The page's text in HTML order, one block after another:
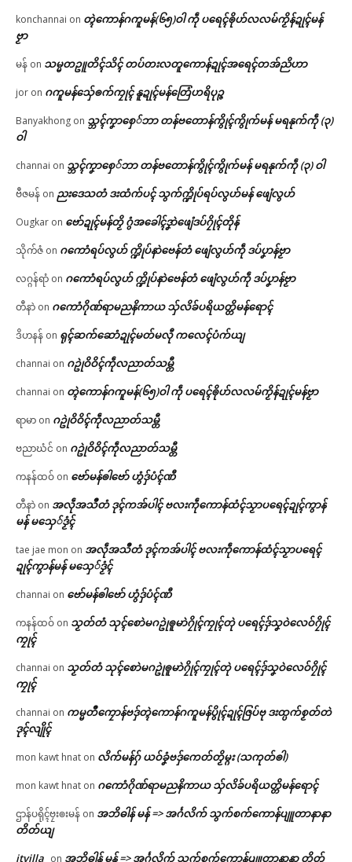
konchannai on တ္ၚဲကောန်ဂကူမန်(၆၅)ဝါ ကဵု ပရေၚ်ၜိုဟ်လလမ်ကၟိန်ဍုၚ်မန်
ဗၟာ
မန် on သမ္မတဥူတိၚ်သိၚ် တပ်တးလတူကောန်ဍုၚ်အရေၚ်တအ်ညိဟာ
jor on ဂကူမန်​သှ်ေၜက်ကၠုၚ် နူဍုၚ်မန်တြေံဟရိပုဉ္ဇ
Banyakhong on သ္ဘၚ်ကၞာစှေ်ဘာ တန်ဗတောန်ကွိုၚ်ကွိုက်မန် မရနုက်ကဵု (၃)
ဝါ
channai on သ္ဘၚ်ကၞာစှေ်ဘာ တန်ဗတောန်ကွိုၚ်ကွိုက်မန် မရနုက်ကဵု (၃) ဝါ
ဗီဇမန် on ညးဒေသတံ ဒးထံက်ပၚ် သွက်က္ဍိုပ်ရပ်လွဟ်မန် ဖျေံလွဟ်
Ougkar on ဗော်ဍုၚ်မန်တၟိ ဂွံအခေါၚ်ဒၞာဲဖျေံဒပ်ဂၠိုၚ်တိုန်
သိုက်ဇံ on ဂကောံရပ်လွဟ် က္ဍိုပ်နာဲဗေန်တံ ဖျေံလွဟ်ကဵု ဒပ်ပၞာန်ဗၟာ
လဂ္ဂန်ရာံ on ဂကောံရပ်လွဟ် က္ဍိုပ်နာဲဗေန်တံ ဖျေံလွဟ်ကဵု ဒပ်ပၞာန်ဗၟာ
တီနာဲ on ဂကောံဂိုဏ်ရာမညနိကာယ သှ်လိခ်ပရိယတ္တိမန်ရောၚ်
ဒိဟနန် on ရုၚ်ဆက်ဆောံဍုၚ်မတ်မလီု ကလေၚ်ပံက်ယျ
channai on ဂဥုဲဝိဝိၚ်ကဵုလညာတ်သမ္တီ
channai on တ္ၚဲကောန်ဂကူမန်(၆၅)ဝါ ကဵု ပရေၚ်ၜိုဟ်လလမ်ကၟိန်ဍုၚ်မန်ဗၟာ
ရာမာ on ဂဥုဲဝိဝိၚ်ကဵုလညာတ်သမ္တီ
ဗညာဃံင် on ဂဥုဲဝိဝိၚ်ကဵုလညာတ်သမ္တီ
ကနန်ထဝ် on ဗော်မန်ၜါဗော် ဟွံဒှ်ပံၚ်ဏီ
တီနာဲ on အလဵုအသဳတံ ဒုၚ်ကအ်ပါၚ် ဗလးကဵုကောန်ထံၚ်သၟာပရေၚ်ဍုၚ်ကွာန်
မန် မသှေ်ဒၟံၚ်
tae jae mon on အလဵုအသဳတံ ဒုၚ်ကအ်ပါၚ် ဗလးကဵုကောန်ထံၚ်သၟာပရေၚ်
ဍုၚ်ကွာန်မန် မသှေ်ဒၟံၚ်
channai on ဗော်မန်ၜါဗော် ဟွံဒှ်ပံၚ်ဏီ
ကနန်ထဝ် on သၟတ်တံ သုၚ်စောဲမဂဥုဲၜူမာဲဂၠိုၚ်ကၠုၚ်တုဲ ပရေၚ်ဒှ်သၞဝဲလေဝ်ဂၠိုၚ်
ကၠုၚ်
channai on သၟတ်တံ သုၚ်စောဲမဂဥုဲၜူမာဲဂၠိုၚ်ကၠုၚ်တုဲ ပရေၚ်ဒှ်သၞဝဲလေဝ်ဂၠိုၚ်
ကၠုၚ်
channai on ကမ္မတဳကၠောန်ဗဒှ်တ္ၚဲကောန်ဂကူမန်ပွိုၚ်ဍုၚ်ဇြပ်ဗု ဒးထ္ပက်စၟတ်တဲ
ဒုၚ်လျိုၚ်
mon kawt hnat on လိက်မန်ဂှ် ယဝ်ခၞံဗဒှ်ကေတ်တၟိမ္ဂး (သကုတ်ၜါ)
mon kawt hnat on ဂကောံဂိုဏ်ရာမညနိကာယ သှ်လိခ်ပရိယတ္တိမန်ရောၚ်
ဌာန်ပရိုၚ်ဗၠးၜးမန် on အဘိဓါန် မန် => အၚ်္ဂလိက် သွက်စက်ကောန်ပျူတာနာနာ
တိတ်ယျ
itvilla on အဘိဓါန် မန် => အၚ်္ဂလိက် သွက်စက်ကောန်ပျူတာနာနာ တိတ်